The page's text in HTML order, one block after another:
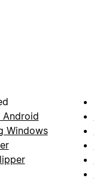
Android
Windows